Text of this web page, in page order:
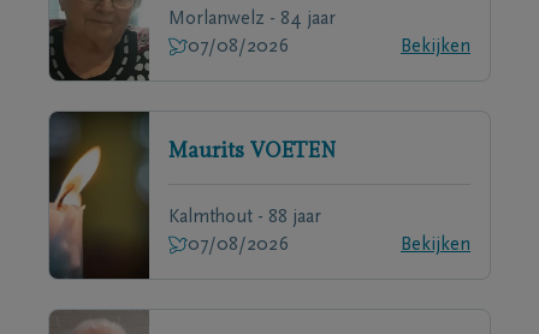
Morlanwelz - 84 jaar
07/08/2026
Bekijken
Maurits VOETEN
Kalmthout - 88 jaar
07/08/2026
Bekijken